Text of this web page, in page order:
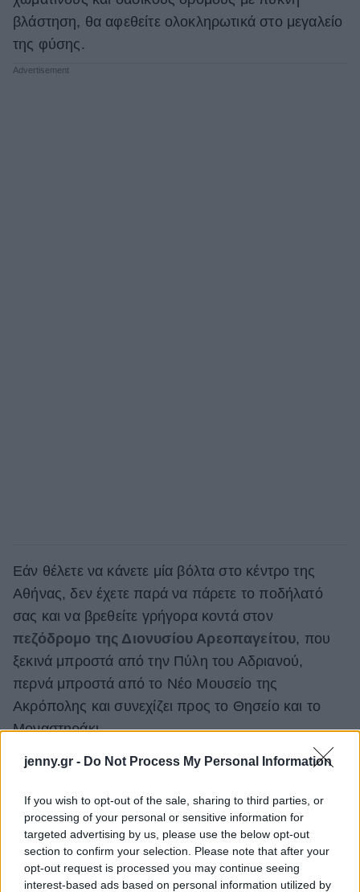
jenny.gr - Do Not Process My Personal Information
If you wish to opt-out of the sale, sharing to third parties, or
processing of your personal or sensitive information for
targeted advertising by us, please use the below opt-out
section to confirm your selection. Please note that after your
opt-out request is processed you may continue seeing
interest-based ads based on personal information utilized by
βλάστηση, θα αφεθείτε ολοκληρωτικά στο μεγαλείο
της φύσης.
Εάν θέλετε να κάνετε μία βόλτα στο κέντρο της
Αθήνας, δεν έχετε παρά να πάρετε το ποδήλατό
σας και να βρεθείτε γρήγορα κοντά στον
πεζόδρομο της Διονυσίου Αρεοπαγείτου, που
ξεκινά μπροστά από την Πύλη του Αδριανού,
περνά μπροστά από το Νέο Μουσείο της
Ακρόπολης και συνεχίζει προς το Θησείο και το
Μοναστηράκι.
https://instagram.com/p/BQpmmualJNz/
συνδυασμού φύσης- πόλης ενώ θα έχετε την
ευκαιρία να απολαύσετε μικρούς αστικούς, αλλά και
πυκνόφυτους θησαυρούς κατά τη διάρκεια της
βόλτας σας.